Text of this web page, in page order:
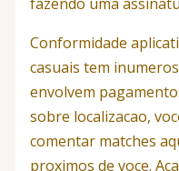
Conformidade
casuais tem
envolvem
sobre localizacao,
comentar matches
proximos de voce.